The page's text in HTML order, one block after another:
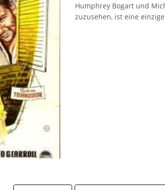
Humphrey Bogart und
zuzusehen, ist eine